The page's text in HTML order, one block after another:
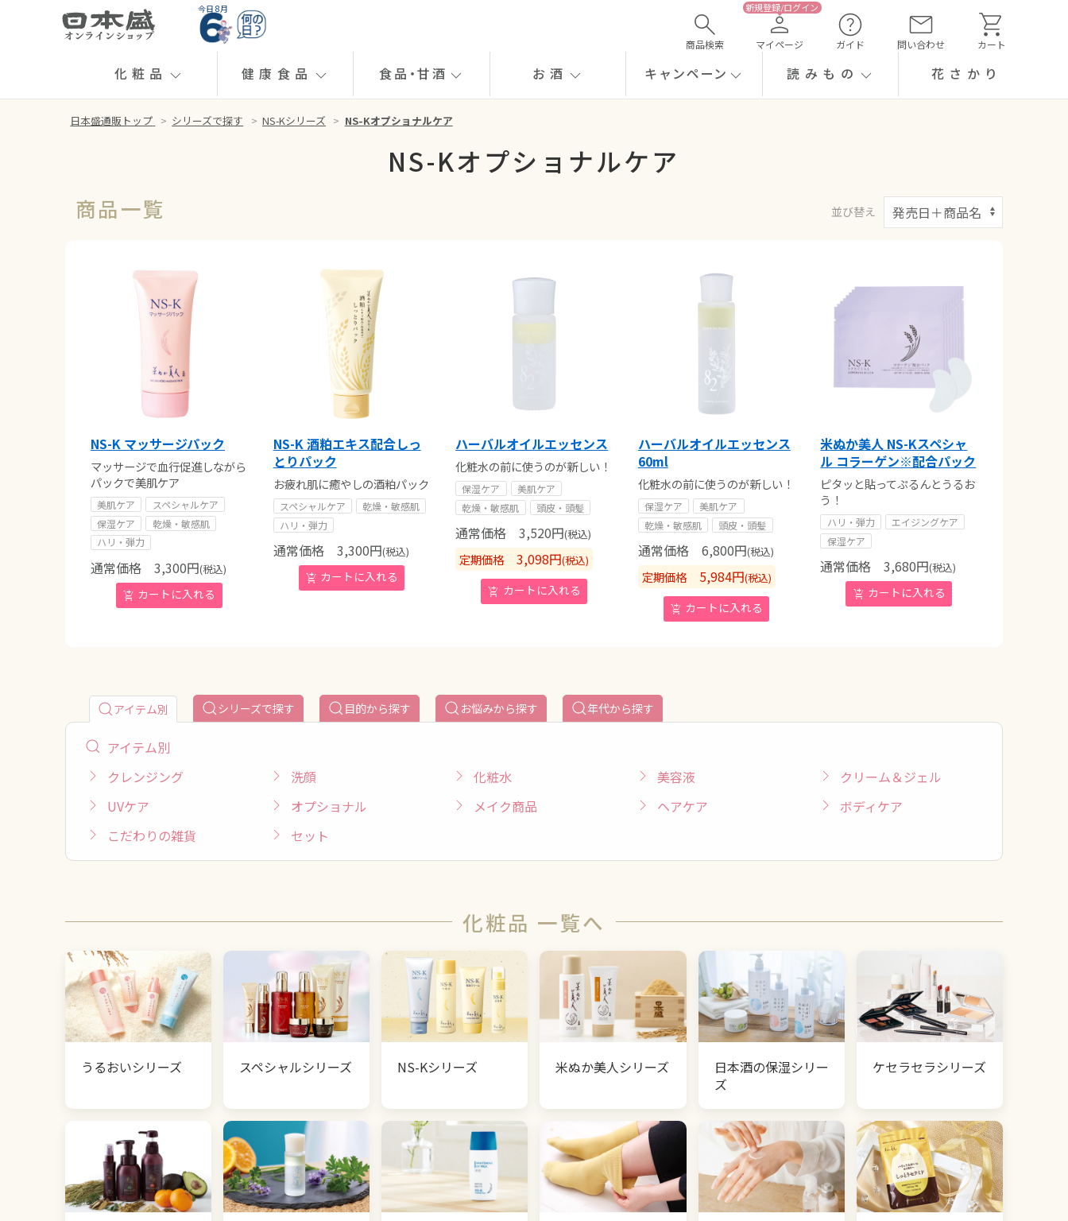
今日 8月
商品検索 マイページ ガイド 問い合わせ カート
化粧品 健康食品 食品・甘酒 お酒 キャンペーン 読みもの 花さかり
日本盛通販トップ > シリーズで探す > NS-Kシリーズ > NS-Kオプショナルケア
NS-Kオプショナルケア
並び替え
商品一覧
NS-K マッサージパック
マッサージで血行促進しながら
パックで美肌ケア
美肌ケア
スペシャルケア
保湿ケア
乾燥・敏感肌
ハリ・弾力
通常価格 3,300円(税込)
NS-K 酒粕エキス配合しっ
とりパック
お疲れ肌に癒やしの酒粕パック
スペシャルケア
乾燥・敏感肌
ハリ・弾力
通常価格3,300円(税込)
ハーバルオイルエッセンス
化粧水の前に使うのが新しい！
保湿ケア
美肌ケア
乾燥・敏感肌
頭皮・頭髪
通常価格 3,520円(税込)
定期価格3,098円(税込)
ハーバルオイルエッセンス
60ml
化粧水の前に使うのが新しい！
保湿ケア
美肌ケア
乾燥・敏感肌
頭皮・頭髪
通常価格6,800円(税込)
定期価格5,984円(税込)
米ぬか美人 NS-Kスペシャ
ル コラーゲン※配合パック
ピタッと貼ってぷるんとうるお
う！
ハリ・弾力
エイジングケア
保湿ケア
通常価格 3,680円(税込)
アイテム別 シリーズで探す 目的から探す お悩みから探す 年代から探す
アイテム別
クレンジング
洗顔 化粧水 美容液
クリーム＆ジェル
UVケア
オプショナル メイク商品 ヘアケア
ボディケア
こだわりの雑貨
セット
化粧品 一覧へ
うるおいシリーズ スペシャルシリーズ NS-Kシリーズ 米ぬか美人シリーズ
日本酒の保湿シリー
ズ
ケセラセラシリーズ